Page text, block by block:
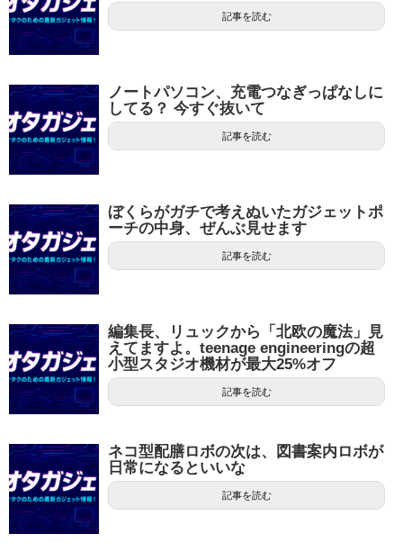
記事を読む
ノートパソコン、充電つなぎっぱなしに
してる？ 今すぐ抜いて
記事を読む
ぼくらがガチで考えぬいたガジェットポ
ーチの中身、ぜんぶ見せます
記事を読む
編集長、リュックから「北欧の魔法」見
えてますよ。teenage engineeringの超
小型スタジオ機材が最大25%オフ
記事を読む
ネコ型配膳ロボの次は、図書案内ロボが
日常になるといいな
記事を読む